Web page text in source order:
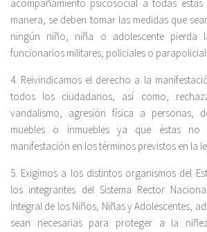
acompañamiento psicosocial a todas estas
manera, se deben tomar las medidas que
ningún niño, niña o adolescente
funcionarios militares, policiales o
4. Reivindicamos el derecho a la
todos los ciudadanos, así como,
vandalismo, agresión física a personas,
muebles o inmuebles ya que éstas no
manifestación en los términos previstos en la
5. Exigimos a los distintos organismos del
los integrantes del Sistema Rector
Integral de los Niños, Niñas y Adolescentes,
sean necesarias para proteger a la